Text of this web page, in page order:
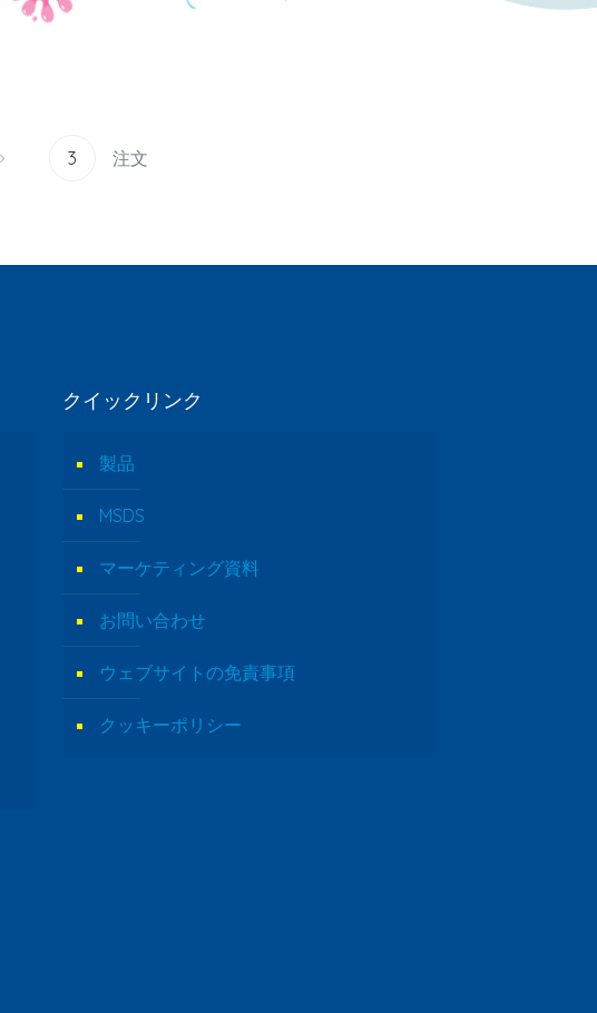
3 注文
クイックリンク
製品
MSDS
マーケティング資料
お問い合わせ
ウェブサイトの免責事項
クッキーポリシー